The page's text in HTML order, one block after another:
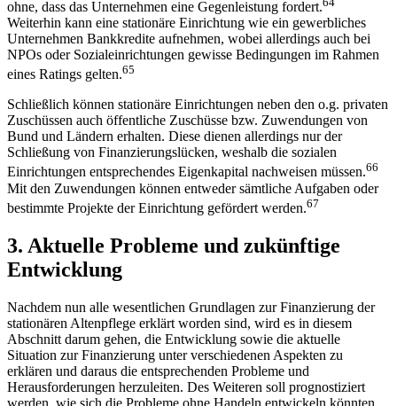
ohne, dass das Unternehmen eine Gegenleistung fordert.
Weiterhin kann eine stationäre Einrichtung wie ein gewerbliches
Unternehmen Bankkredite aufnehmen, wobei allerdings auch bei
NPOs oder Sozialeinrichtungen gewisse Bedingungen im Rahmen
eines Ratings gelten.65
Schließlich können stationäre Einrichtungen neben den o.g. privaten
Zuschüssen auch öffentliche Zuschüsse bzw. Zuwendungen von
Bund und Ländern erhalten. Diese dienen allerdings nur der
Schließung von Finanzierungslücken, weshalb die sozialen
Einrichtungen entsprechendes Eigenkapital nachweisen müssen.66
Mit den Zuwendungen können entweder sämtliche Aufgaben oder
bestimmte Projekte der Einrichtung gefördert werden.67
3. Aktuelle Probleme und zukünftige
Entwicklung
Nachdem nun alle wesentlichen Grundlagen zur Finanzierung der
stationären Altenpflege erklärt worden sind, wird es in diesem
Abschnitt darum gehen, die Entwicklung sowie die aktuelle
Situation zur Finanzierung unter verschiedenen Aspekten zu
erklären und daraus die entsprechenden Probleme und
Herausforderungen herzuleiten. Des Weiteren soll prognostiziert
werden, wie sich die Probleme ohne Handeln entwickeln könnten.